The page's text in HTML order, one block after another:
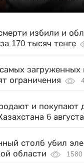
избили и
170 тысяч тенге
загруженных
ограничения
и покупают
6 августа
столб убил
области
1580